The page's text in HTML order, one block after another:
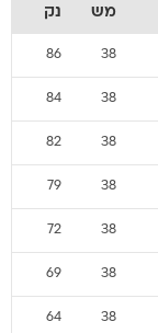
מש נק
38
86
38
84
38
82
38
79
38
72
38
69
38
64